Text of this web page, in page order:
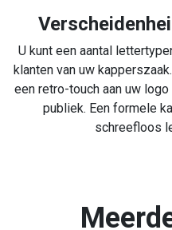
U kunt een aantal
klanten van uw
een retro-touch aan uw
publiek. Een formele
schreefloos